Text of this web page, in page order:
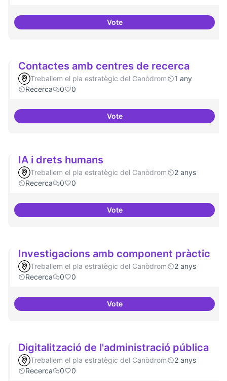
Vote3-4 centres-lab internacionals
Contactes amb centres de recerca
Treballem el pla estratègic del Canòdrom
1 any
Recerca
0 0
VoteContactes amb centres de
IA i drets humans
Treballem el pla estratègic del Canòdrom
2 anys
Recerca
0 0
VoteIA i drets humans
Investigacions amb component pràctic
Treballem el pla estratègic del Canòdrom
2 anys
Recerca
0 0
VoteInvestigacions amb component
Digitalització de l'administració pública
Treballem el pla estratègic del Canòdrom
2 anys
Recerca
0 0